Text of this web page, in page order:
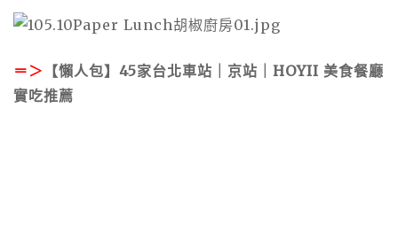
＝＞ 【懶人包】45家台北車站｜京站｜HOYII 美食餐廳
實吃推薦